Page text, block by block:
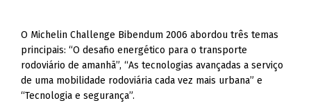
O Michelin Challenge Bibendum 2006 abordou três temas
principais: “O desafio energético para o transporte
rodoviário de amanhã”, “As tecnologias avançadas a serviço
de uma mobilidade rodoviária cada vez mais urbana” e
“Tecnologia e segurança”.